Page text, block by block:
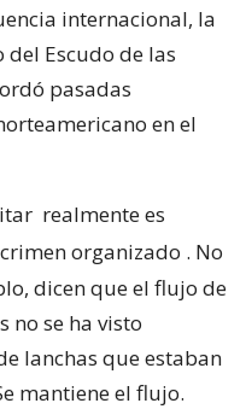
internacional, la
Escudo de las
pasadas
en el
realmente es
organizado . No
dicen que el flujo de
no se ha visto
lanchas que estaban
mantiene el flujo.